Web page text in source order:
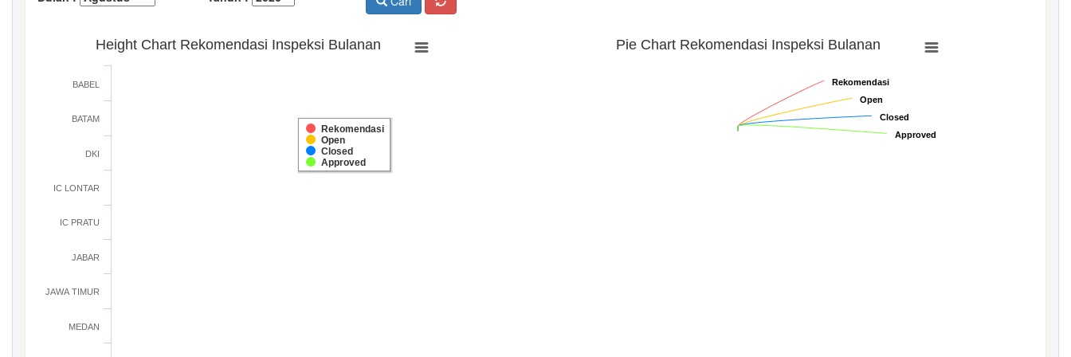
Height Chart Rekomendasi Inspeksi Bulanan
Rekomendasi
Open
Closed
Approved
BABEL
BATAM
DKI
IC LONTAR
IC PRATU
JABAR
JAWA TIMUR
MEDAN
Pie Chart Rekomendasi Inspeksi Bulanan
Rekomendasi
Rekomendasi
Open
Open
Closed
Closed
Approved
Approved